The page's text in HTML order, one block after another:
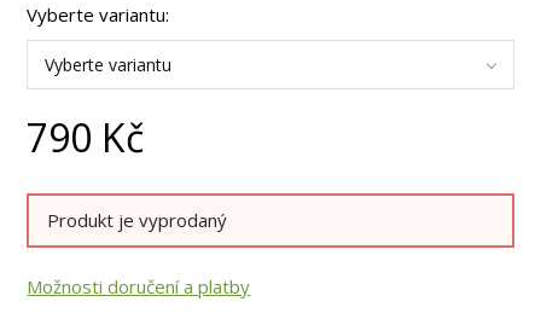
Vyberte variantu:
Vyberte variantu
790 Kč
Produkt je vyprodaný
Možnosti doručení a platby